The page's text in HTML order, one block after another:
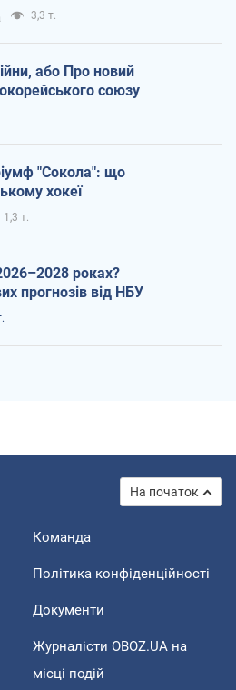
3,3 т.
або Про новий
союзу
"Сокола": що
хокеї
1,3 т.
роках?
прогнозів від НБУ
На початок
Команда
Політика конфіденційності
Документи
Журналісти OBOZ.UA на
місці подій